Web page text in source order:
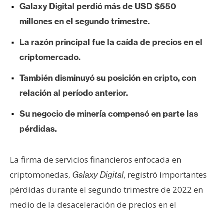
t
h
e
u
I
A
A
n
á
l
Galaxy Digital perdió más de USD $550
millones en el segundo trimestre.
La razón principal fue la caída de precios en el
criptomercado.
También disminuyó su posición en cripto, con
relación al período anterior.
Su negocio de minería compensó en parte las
pérdidas.
La firma de servicios financieros enfocada en
criptomonedas, Galaxy Digital, registró importantes
pérdidas durante el segundo trimestre de 2022 en
medio de la desaceleración de precios en el